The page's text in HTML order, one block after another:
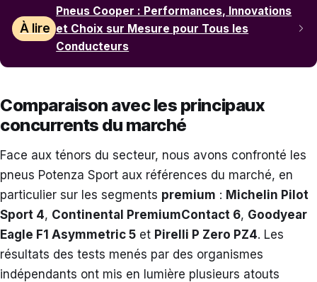
À lire
Pneus Cooper : Performances, Innovations
et Choix sur Mesure pour Tous les
Conducteurs
Comparaison avec les principaux
concurrents du marché
Face aux ténors du secteur, nous avons confronté les
pneus Potenza Sport aux références du marché, en
particulier sur les segments premium : Michelin Pilot
Sport 4, Continental PremiumContact 6, Goodyear
Eagle F1 Asymmetric 5 et Pirelli P Zero PZ4. Les
résultats des tests menés par des organismes
indépendants ont mis en lumière plusieurs atouts